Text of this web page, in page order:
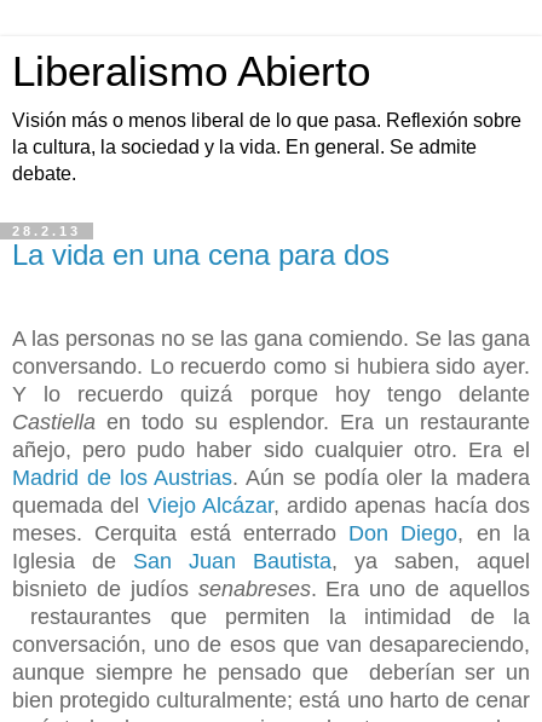
Liberalismo Abierto
Visión más o menos liberal de lo que pasa. Reflexión sobre
la cultura, la sociedad y la vida. En general. Se admite
debate.
28.2.13
La vida en una cena para dos
A las personas no se las gana comiendo. Se las gana
conversando. Lo recuerdo como si hubiera sido ayer.
Y lo recuerdo quizá porque hoy tengo delante
Castiella en todo su esplendor. Era un restaurante
añejo, pero pudo haber sido cualquier otro. Era el
Madrid de los Austrias. Aún se podía oler la madera
quemada del Viejo Alcázar, ardido apenas hacía dos
meses. Cerquita está enterrado Don Diego, en la
Iglesia de San Juan Bautista, ya saben, aquel
bisnieto de judíos senabreses. Era uno de aquellos
restaurantes que permiten la intimidad de la
conversación, uno de esos que van desapareciendo,
aunque siempre he pensado que deberían ser un
bien protegido culturalmente; está uno harto de cenar